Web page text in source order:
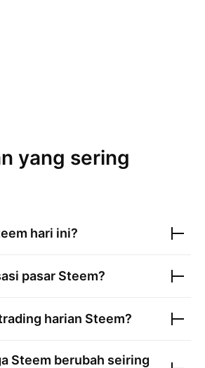
yang sering
hari ini?
pasar Steem?
harian Steem?
Steem berubah seiring